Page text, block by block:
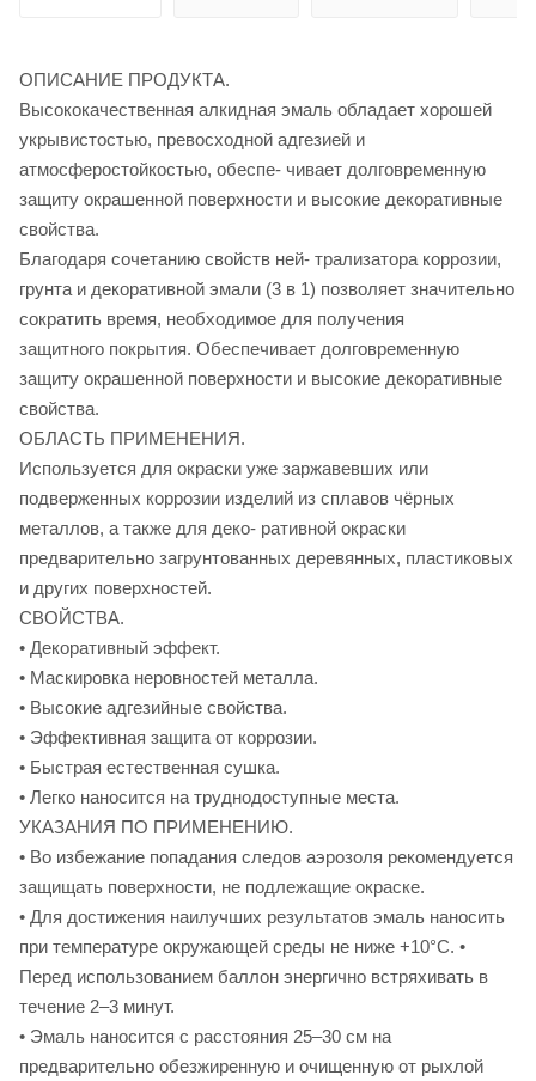
ОПИСАНИЕ ПРОДУКТА.
Высококачественная алкидная эмаль обладает хорошей
укрывистостью, превосходной адгезией и
атмосферостойкостью, обеспе- чивает долговременную
защиту окрашенной поверхности и высокие декоративные
свойства.
Благодаря сочетанию свойств ней- трализатора коррозии,
грунта и декоративной эмали (3 в 1) позволяет значительно
сократить время, необходимое для получения
защитного покрытия. Обеспечивает долговременную
защиту окрашенной поверхности и высокие декоративные
свойства.
ОБЛАСТЬ ПРИМЕНЕНИЯ.
Используется для окраски уже заржавевших или
подверженных коррозии изделий из сплавов чёрных
металлов, а также для деко- ративной окраски
предварительно загрунтованных деревянных, пластиковых
и других поверхностей.
СВОЙСТВА.
• Декоративный эффект.
• Маскировка неровностей металла.
• Высокие адгезийные свойства.
• Эффективная защита от коррозии.
• Быстрая естественная сушка.
• Легко наносится на труднодоступные места.
УКАЗАНИЯ ПО ПРИМЕНЕНИЮ.
• Во избежание попадания следов аэрозоля рекомендуется
защищать поверхности, не подлежащие окраске.
• Для достижения наилучших результатов эмаль наносить
при температуре окружающей среды не ниже +10°С. •
Перед использованием баллон энергично встряхивать в
течение 2–3 минут.
• Эмаль наносится с расстояния 25–30 см на
предварительно обезжиренную и очищенную от рыхлой